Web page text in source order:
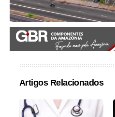
Artigos Relacionados